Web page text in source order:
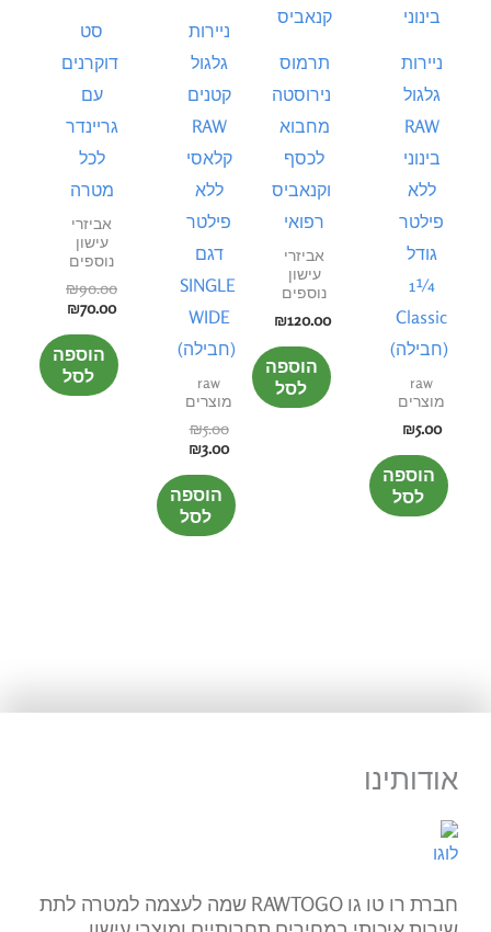
ניירות
גלגול
RAW
בינוני
ללא
פילטר
גודל
¼1
Classic
(חבילה)
raw
מוצרים
₪5.00
הוספה
לסל
תרמוס
נירוסטה
מחבוא
לכסף
וקנאביס
רפואי
אביזרי
עישון
נוספים
₪120.00
הוספה
לסל
ניירות
גלגול
קטנים
RAW
קלאסי
ללא
פילטר
דגם
SINGLE
WIDE
(חבילה)
raw
מוצרים
₪5.00
₪3.00
הוספה
לסל
סט
דוקרנים
עם
גריינדר
לכל
מטרה
אביזרי
עישון
נוספים
₪90.00
₪70.00
הוספה
לסל
אודותינו
חברת רו טו גו RAWTOGO שמה לעצמה למטרה לתת